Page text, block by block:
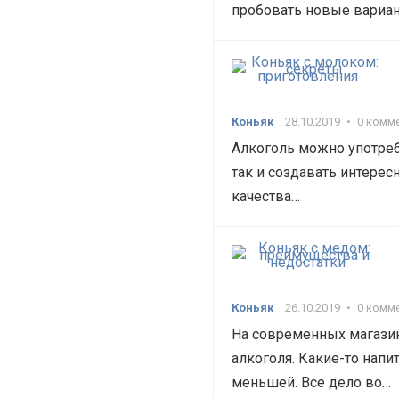
пробовать новые
Коньяк 28.10.2019 • 0
Алкоголь можно
так и создавать
качества…
Коньяк 26.10.2019 • 0
На современных
алкоголя. Какие-то
меньшей. Все дело во…